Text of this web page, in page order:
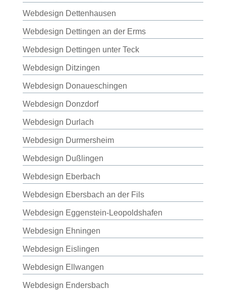
Webdesign Dettenhausen
Webdesign Dettingen an der Erms
Webdesign Dettingen unter Teck
Webdesign Ditzingen
Webdesign Donaueschingen
Webdesign Donzdorf
Webdesign Durlach
Webdesign Durmersheim
Webdesign Dußlingen
Webdesign Eberbach
Webdesign Ebersbach an der Fils
Webdesign Eggenstein-Leopoldshafen
Webdesign Ehningen
Webdesign Eislingen
Webdesign Ellwangen
Webdesign Endersbach